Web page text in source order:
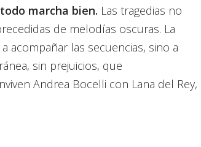
marcha bien. Las tragedias no
de melodías oscuras. La
acompañar las secuencias, sino a
sin prejuicios, que
Andrea Bocelli con Lana del Rey,